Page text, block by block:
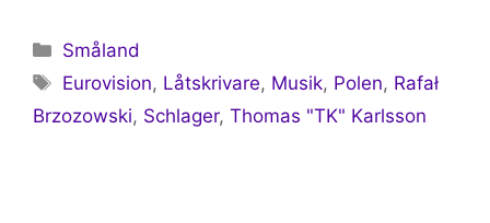
Småland
Eurovision, Låtskrivare, Musik, Polen, Rafał
Brzozowski, Schlager, Thomas "TK" Karlsson